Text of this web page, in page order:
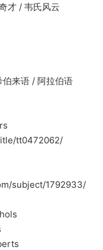
才 / 韦氏风云
来语 / 阿拉伯语
tt0472062/
subject/1792933/